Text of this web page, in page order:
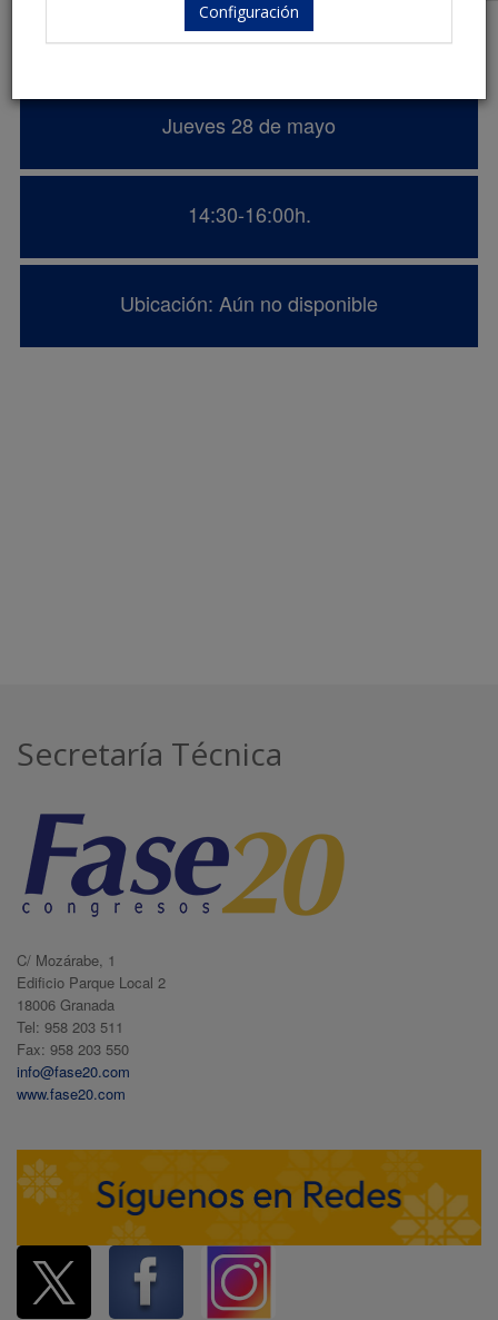
Configuración
Almuerzo de Trabajo
Jueves 28 de mayo
14:30-16:00h.
Ubicación: Aún no disponible
Secretaría Técnica
C/ Mozárabe, 1
Edificio Parque Local 2
18006 Granada
Tel: 958 203 511
Fax: 958 203 550
info@fase20.com
www.fase20.com